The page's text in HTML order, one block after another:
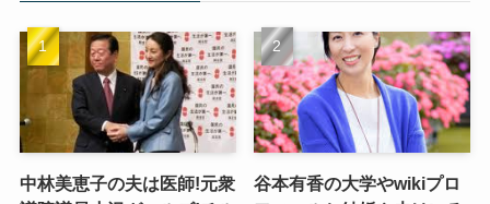
中林美恵子の夫は医師!元衆
谷本有香の大学やwikiプロ